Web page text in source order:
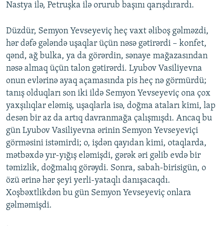
Nastya ilə, Petruşka ilə orurub başını qarışdırardı.
Düzdür, Semyon Yevseyeviç heç vaxt əliboş gəlməzdi,
hər dəfə gələndə uşaqlar üçün nəsə gətirərdi – konfet,
qənd, ağ bulka, ya da görərdin, sənaye mağazasından
nəsə almaq üçün talon gətirərdi. Lyubov Vasiliyevna
onun evlərinə ayaq açamasında pis heç nə görmürdü;
tanış olduqları son iki ildə Semyon Yevseyeviç ona çox
yaxşılıqlar eləmiş, uşaqlarla isə, doğma ataları kimi, lap
desən bir az da artıq davranmağa çalışmışdı. Ancaq bu
gün Lyubov Vasiliyevna ərinin Semyon Yevseyeviçi
görməsini istəmirdi; o, işdən qayıdan kimi, otaqlarda,
mətbəxdə yır-yığış eləmişdi, gərək əri gəlib evdə bir
təmizlik, doğmalıq görəydi. Sonra, sabah-birisigün, o
özü ərinə hər şeyi yerli-yataqlı danışacaqdı.
Xoşbəxtlikdən bu gün Semyon Yevseyeviç onlara
gəlməmişdi.